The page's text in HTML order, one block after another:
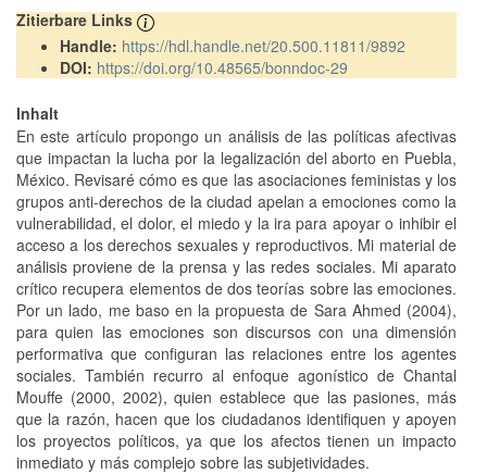
Zitierbare Links
Handle: https://hdl.handle.net/20.500.11811/9892
DOI: https://doi.org/10.48565/bonndoc-29
Inhalt
En este artículo propongo un análisis de las políticas afectivas
que impactan la lucha por la legalización del aborto en Puebla,
México. Revisaré cómo es que las asociaciones feministas y los
grupos anti-derechos de la ciudad apelan a emociones como la
vulnerabilidad, el dolor, el miedo y la ira para apoyar o inhibir el
acceso a los derechos sexuales y reproductivos. Mi material de
análisis proviene de la prensa y las redes sociales. Mi aparato
crítico recupera elementos de dos teorías sobre las emociones.
Por un lado, me baso en la propuesta de Sara Ahmed (2004),
para quien las emociones son discursos con una dimensión
performativa que configuran las relaciones entre los agentes
sociales. También recurro al enfoque agonístico de Chantal
Mouffe (2000, 2002), quien establece que las pasiones, más
que la razón, hacen que los ciudadanos identifiquen y apoyen
los proyectos políticos, ya que los afectos tienen un impacto
inmediato y más complejo sobre las subjetividades.